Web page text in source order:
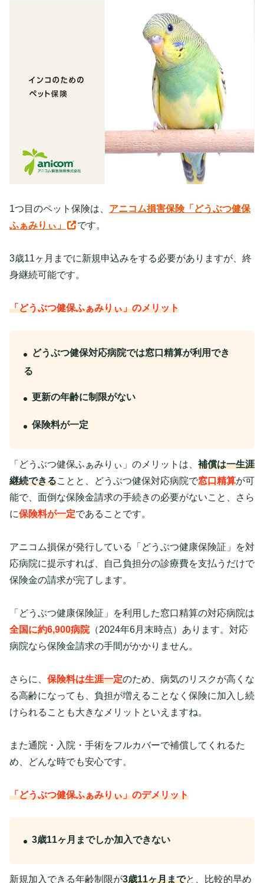
1つ目のペット保険は、 アニコム損害保険「どうぶつ健保
ふぁみりぃ」
です。
3歳11ヶ月までに新規申込みをする必要がありますが、終
身継続可能です。
「どうぶつ健保ふぁみりぃ」のメリット
どうぶつ健保対応病院では窓口精算が利用でき
る
更新の年齢に制限がない
保険料が一定
「どうぶつ健保ふぁみりぃ」のメリットは、 補償は一生涯
継続できることと、どうぶつ健保対応病院で窓口精算が可
能で、面倒な保険金請求の手続きの必要がないこと、さら
に保険料が一定であることです。
アニコム損保が発行している「どうぶつ健康保険証」を対
応病院に提示すれば、自己負担分の診療費を支払うだけで
保険金の請求が完了します。
「どうぶつ健康保険証」を利用した窓口精算の対応病院は
全国に約6,900病院（2024年6月末時点）あります。対応
病院なら保険金請求の手間がかかりません。
さらに、 保険料は生涯一定のため、病気のリスクが高くな
る高齢になっても、負担が増えることなく保険に加入し続
けられることも大きなメリットといえますね。
また通院・入院・手術をフルカバーで補償してくれるた
め、どんな時でも安心です。
「どうぶつ健保ふぁみりぃ」のデメリット
3歳11ヶ月までしか加入できない
新規加入できる年齢制限が3歳11ヶ月までと、比較的早め